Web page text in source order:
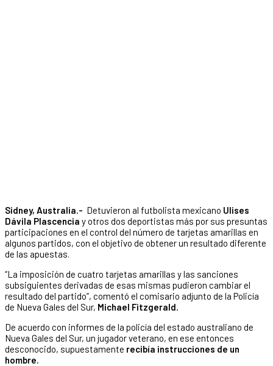
Sidney, Australia.- Detuvieron al futbolista mexicano Ulises
Dávila Plascencia y otros dos deportistas más por sus presuntas
participaciones en el control del número de tarjetas amarillas en
algunos partidos, con el objetivo de obtener un resultado diferente
de las apuestas.
“La imposición de cuatro tarjetas amarillas y las sanciones
subsiguientes derivadas de esas mismas pudieron cambiar el
resultado del partido”, comentó el comisario adjunto de la Policía
de Nueva Gales del Sur, Michael Fitzgerald.
De acuerdo con informes de la policía del estado australiano de
Nueva Gales del Sur, un jugador veterano, en ese entonces
desconocido, supuestamente recibía instrucciones de un
hombre.